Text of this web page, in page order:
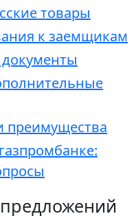
товары
к заемщикам
преимущества